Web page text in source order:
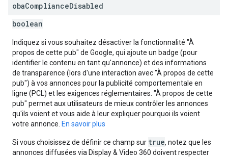
obaComplianceDisabled
boolean
Indiquez si vous souhaitez désactiver la fonctionnalité "À
propos de cette pub" de Google, qui ajoute un badge (pour
identifier le contenu en tant qu'annonce) et des informations
de transparence (lors d'une interaction avec "À propos de cette
pub") à vos annonces pour la publicité comportementale en
ligne (PCL) et les exigences réglementaires. "À propos de cette
pub" permet aux utilisateurs de mieux contrôler les annonces
qu'ils voient et vous aide à leur expliquer pourquoi ils voient
votre annonce. En savoir plus
Si vous choisissez de définir ce champ sur true, notez que les
annonces diffusées via Display & Video 360 doivent respecter